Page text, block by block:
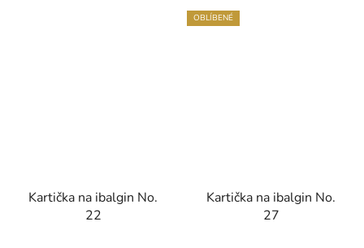
Kartička na ibalgin No.
22
OBLÍBENÉ
Kartička na ibalgin No.
27